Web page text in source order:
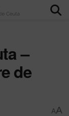
–
de
AA